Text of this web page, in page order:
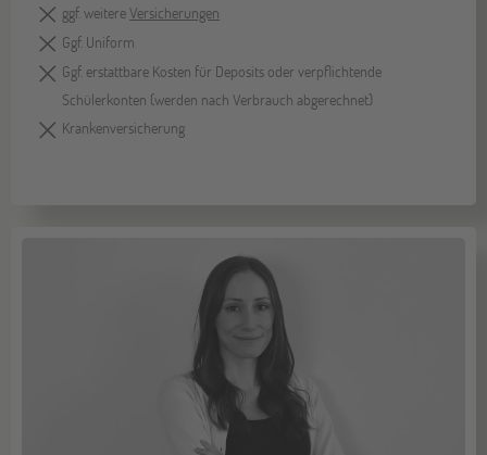
ggf. weitereVersicherungen
Ggf. Uniform
Ggf. erstattbare Kosten für Deposits oder verpflichtende
Schülerkonten (werden nach Verbrauch abgerechnet)
Krankenversicherung